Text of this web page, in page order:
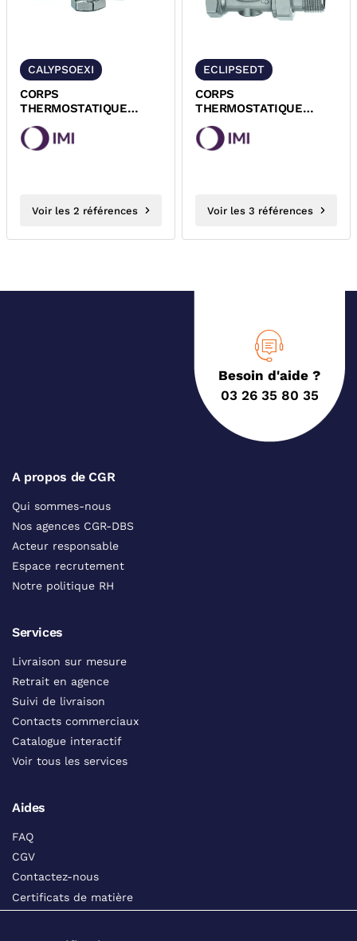
CALYPSOEXI
CORPS
THERMOSTATIQUE
EQUERRE INVERSE A
VISSER M30x1,5
CALYPSO EXACT...
Voir les 2 références
ECLIPSEDT
CORPS
THERMOSTATIQUE
DROIT A VISSER
M30x1,5 SERIE CLIPSE
IMI
Voir les 3 références
Besoin d'aide ?
03 26 35 80 35
A propos de CGR
Qui sommes-nous
Nos agences CGR-DBS
Acteur responsable
Espace recrutement
Notre politique RH
Services
Livraison sur mesure
Retrait en agence
Suivi de livraison
Contacts commerciaux
Catalogue interactif
Voir tous les services
Aides
FAQ
CGV
Contactez-nous
Certificats de matière